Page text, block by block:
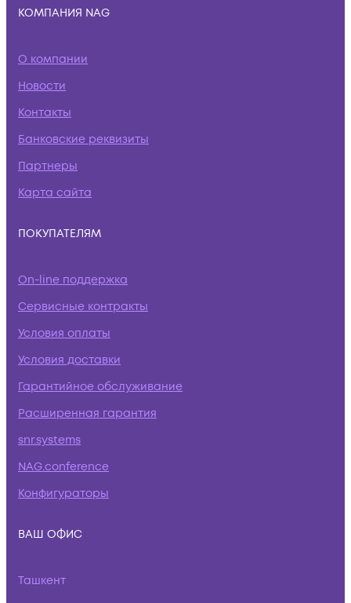
КОМПАНИЯ NAG
О компании
Новости
Контакты
Банковские реквизиты
Партнеры
Карта сайта
ПОКУПАТЕЛЯМ
On-line поддержка
Сервисные контракты
Условия оплаты
Условия доставки
Гарантийное обслуживание
Расширенная гарантия
snr.systems
NAG.conference
Конфигураторы
ВАШ ОФИС
Ташкент